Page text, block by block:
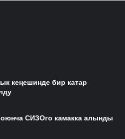
кеңешинде бир катар
СИЗОго камакка алынды